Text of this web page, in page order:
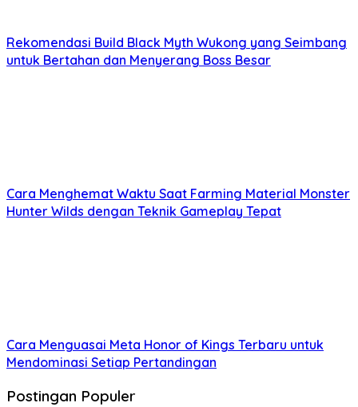
Rekomendasi Build Black Myth Wukong yang Seimbang
untuk Bertahan dan Menyerang Boss Besar
Cara Menghemat Waktu Saat Farming Material Monster
Hunter Wilds dengan Teknik Gameplay Tepat
Cara Menguasai Meta Honor of Kings Terbaru untuk
Mendominasi Setiap Pertandingan
Postingan Populer